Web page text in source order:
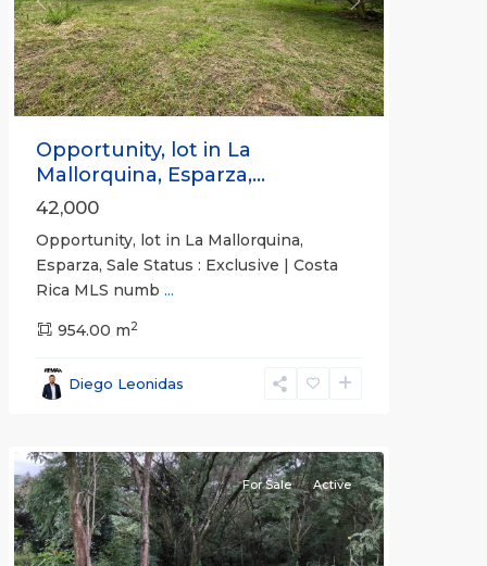
Previous Next
Opportunity, lot in La
Mallorquina, Esparza,...
42,000
Opportunity, lot in La Mallorquina,
Esparza, Sale Status : Exclusive | Costa
Rica MLS numb ...
954.00 m2
Diego Leonidas
all
(Province) ,
San
For Sale Active